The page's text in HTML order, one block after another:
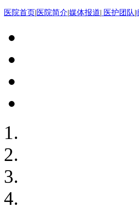
医院首页|医院简介|媒体报道| 医护团队|